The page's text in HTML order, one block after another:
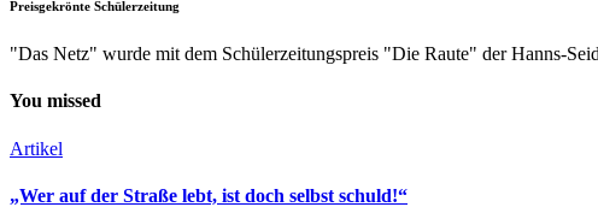
Preisgekrönte Schülerzeitung
"Das Netz" wurde mit dem Schülerzeitungspreis "Die Raute" der Hanns-
You missed
Artikel
„Wer auf der Straße lebt, ist doch selbst schuld!“